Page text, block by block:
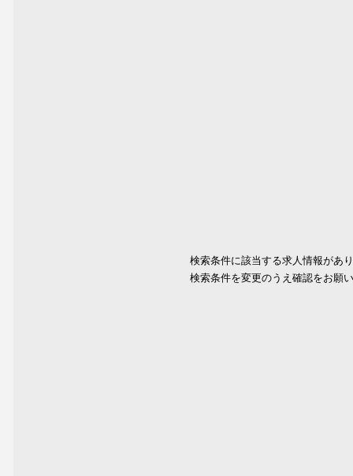
検索条件に該当する求人情報があ
検索条件を変更のうえ確認をお願